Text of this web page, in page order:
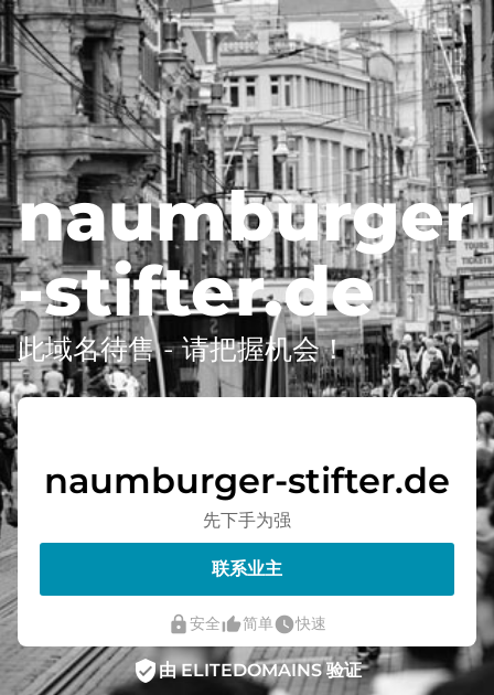
naumburger
-stifter.de
此域名待售 - 请把握机会！
naumburger-stifter.de
先下手为强
联系业主
lock安全thumb_up_alt简单watch_later快速
verified_user由 ELITEDOMAINS 验证